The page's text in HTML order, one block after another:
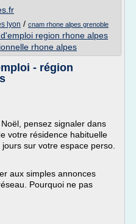
lyon / cnam rhone alpes grenoble
region rhone alpes
rhone alpes
- région
pensez signaler dans
votre résidence habituelle
sur votre espace perso.
aux simples annonces
Pourquoi ne pas